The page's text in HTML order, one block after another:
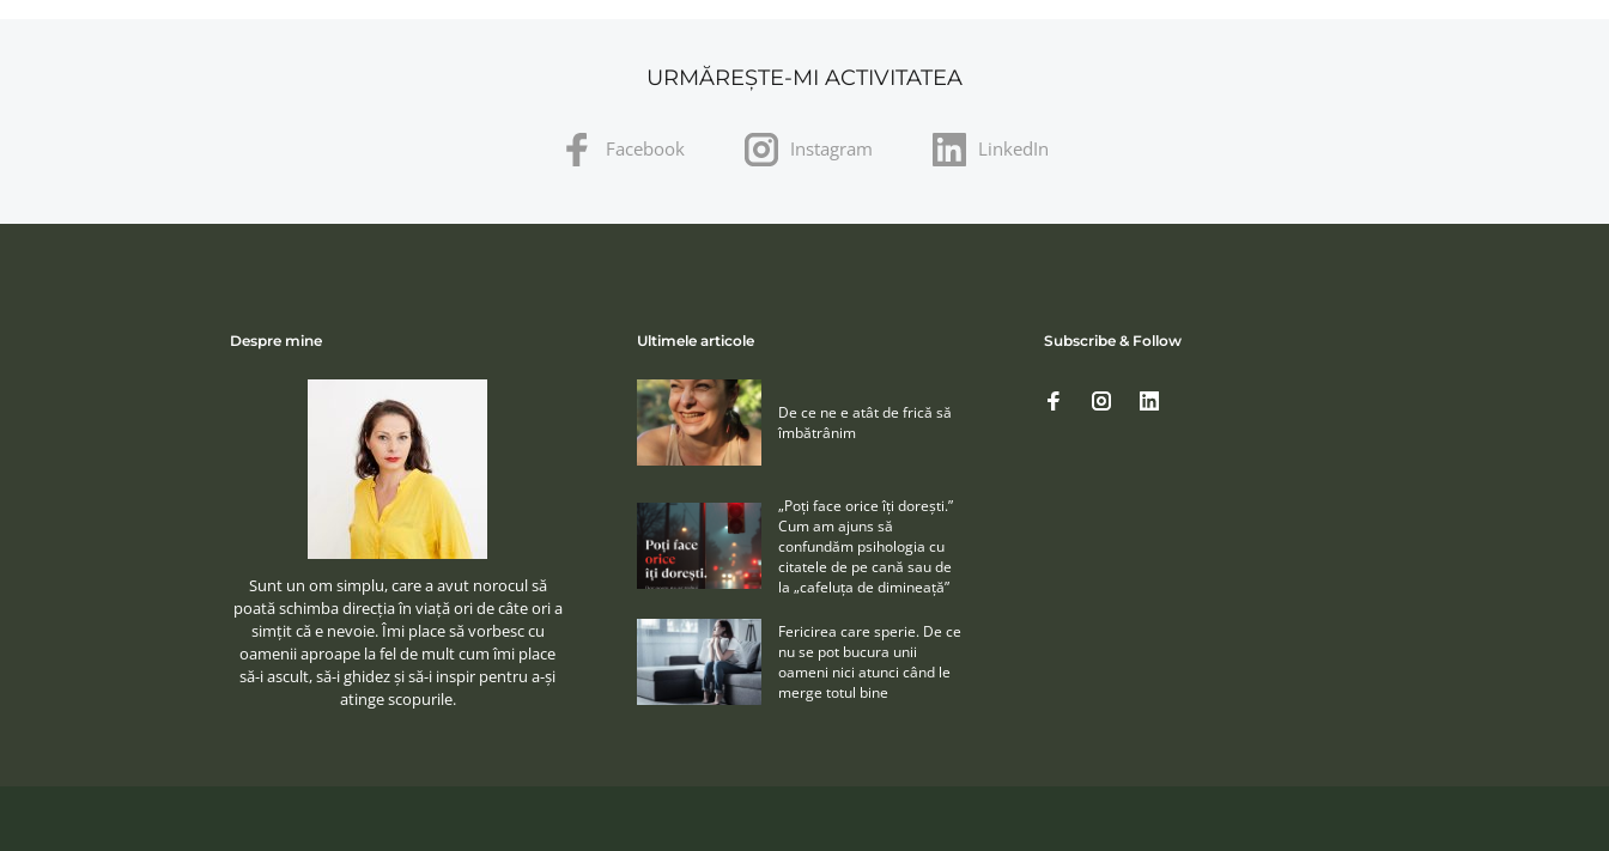
URMĂREȘTE-MI ACTIVITATEA
Facebook Instagram LinkedIn
Despre mine
Sunt un om simplu, care a avut norocul să
poată schimba direcţia în viaţă ori de câte ori a
simţit că e nevoie. Îmi place să vorbesc cu
oamenii aproape la fel de mult cum îmi place
să-i ascult, să-i ghidez şi să-i inspir pentru a-şi
atinge scopurile.
Ultimele articole
De ce ne e atât de frică să
îmbătrânim
„Poţi face orice îţi doreşti.”
Cum am ajuns să
confundăm psihologia cu
citatele de pe cană sau de
la „cafeluţa de dimineaţă”
Fericirea care sperie. De ce
nu se pot bucura unii
oameni nici atunci când le
merge totul bine
Subscribe & Follow